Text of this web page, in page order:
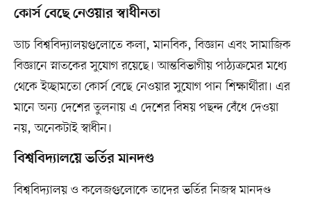
কোর্স বেছে নেওয়ার স্বাধীনতা
ডাচ বিশ্ববিদ্যালয়গুলোতে কলা, মানবিক, বিজ্ঞান এবং সামাজিক
বিজ্ঞানে স্নাতকের সুযোগ রয়েছে। আন্তবিভাগীয় পাঠ্যক্রমের মধ্যে
থেকে ইচ্ছামতো কোর্স বেছে নেওয়ার সুযোগ পান শিক্ষার্থীরা। এর
মানে অন্য দেশের তুলনায় এ দেশের বিষয় পছন্দ বেঁধে দেওয়া
নয়, অনেকটাই স্বাধীন।
বিশ্ববিদ্যালয়ে ভর্তির মানদণ্ড
বিশ্ববিদ্যালয় ও কলেজগুলোকে তাদের ভর্তির নিজস্ব মানদণ্ড